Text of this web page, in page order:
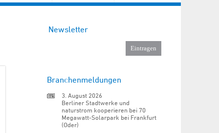
Newsletter
Branchenmeldungen
3. August 2026
Berliner Stadtwerke und
naturstrom kooperieren bei 70
Megawatt-Solarpark bei Frankfurt
(Oder)